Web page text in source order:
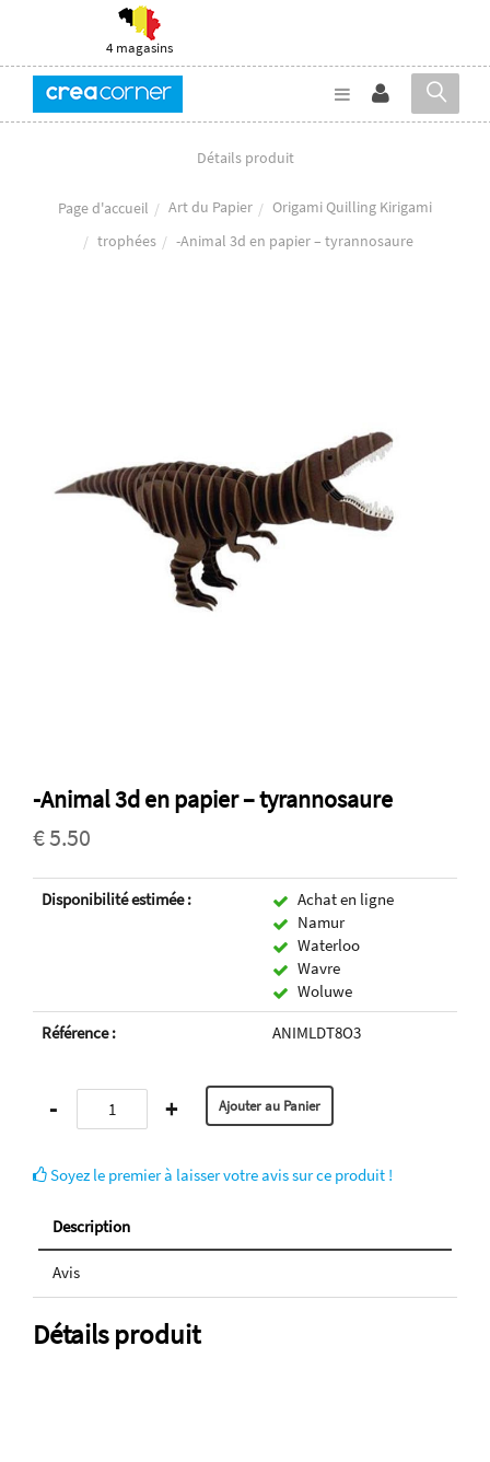
4 magasins
Détails produit
Page d'accueil Art du Papier
Origami Quilling Kirigami
trophées
-Animal 3d en papier – tyrannosaure
-Animal 3d en papier – tyrannosaure
€ 5.50
Disponibilité estimée :
Achat en ligne
Namur
Waterloo
Wavre
Woluwe
Référence :
ANIMLDT8O3
- +
Soyez le premier à laisser votre avis sur ce produit !
Description
Avis
Détails produit